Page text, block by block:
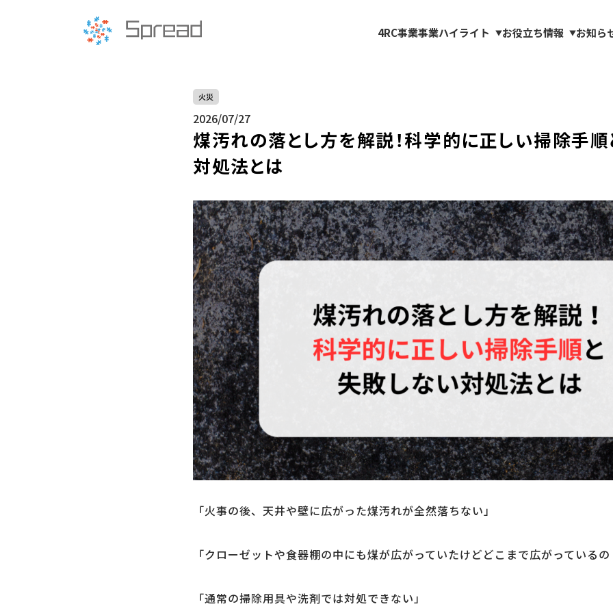
4RC事業事業ハイライト ▼お役立ち情報 ▼お知ら
火災
2026/07/27
煤汚れの落とし方を解説！科学的に正しい掃除手
対処法とは
「火事の後、天井や壁に広がった煤汚れが全然落ちない」
「クローゼットや食器棚の中にも煤が広がっていたけどどこまで広がっている
「通常の掃除用具や洗剤では対処できない」